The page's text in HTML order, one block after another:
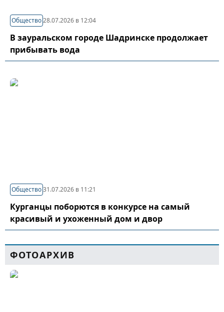
Общество28.07.2026 в 12:04
В зауральском городе Шадринске продолжает
прибывать вода
Общество31.07.2026 в 11:21
Курганцы поборются в конкурсе на самый
красивый и ухоженный дом и двор
ФОТОАРХИВ